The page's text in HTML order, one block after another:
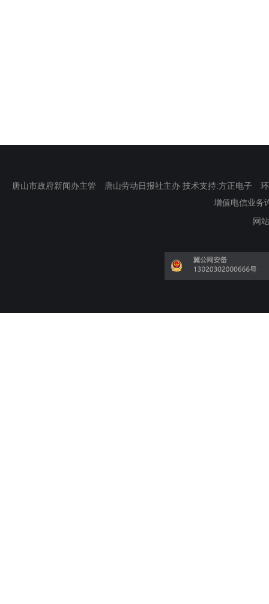
唐山市政府新闻办主管 唐山劳动日报社主办 技术支持:方正电子
增值电信业务
网